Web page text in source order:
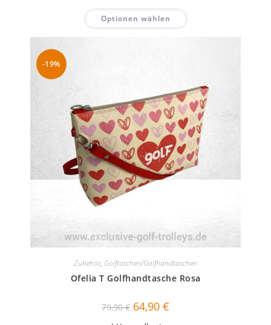
Optionen wählen
-19%
Zubehör, Golftaschen/Golfhandtaschen
Ofelia T Golfhandtasche Rosa
79,90€ Ursprünglicher
Preis
war:
64,90 €